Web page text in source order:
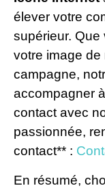
élever votre
supérieur.
votre image
campagne,
accompagner
contact avec
passionnée,
contact** :
En résumé,